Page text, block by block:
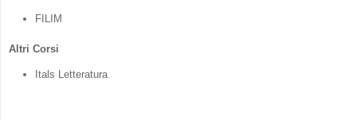
FILIM
Altri Corsi
Itals Letteratura